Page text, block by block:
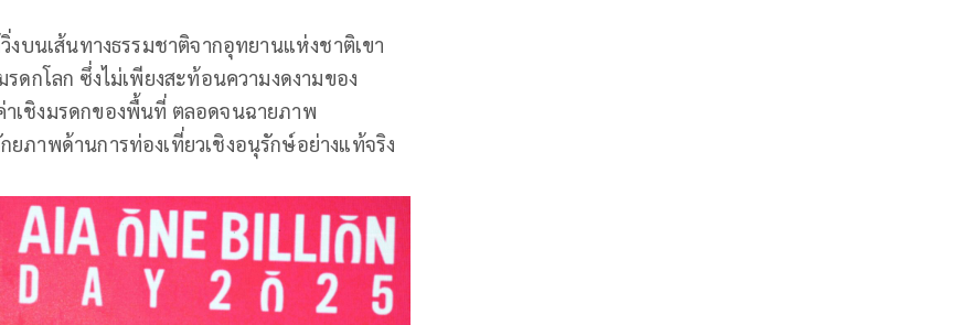
งบนเส้นทางธรรมชาติจากอุทยานแห่งชาติเขา
กโลก ซึ่งไม่เพียงสะท้อนความงดงามของ
เชิงมรดกของพื้นที่ ตลอดจนฉายภาพ
ภาพด้านการท่องเที่ยวเชิงอนุรักษ์อย่างแท้จริง